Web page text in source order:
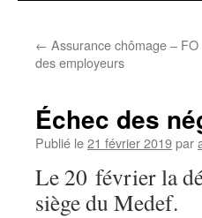
← Assurance chômage – FO
des employeurs
Échec des
Publié le21 février 2019par
Le 20 février la
siège du Medef.